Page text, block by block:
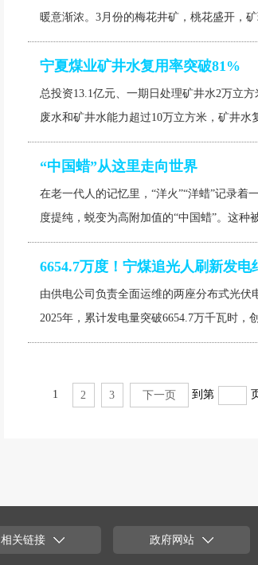
暖意渐浓。3月份的梅花井矿，桃花盛开，
宁夏煤业矿井水复用率突破81%
总投资13.1亿元、一期日处理矿井水2万立
废水和矿井水能力超过10万立方米，矿井
“中国蜡”从这里走向世界
在老一代人的记忆里，“洋火”“洋蜡”记录
度提纯，蜕变为高附加值的“中国蜡”。这种
6654.7万度！宁煤追光人刷新发电
由供电公司负责全面运维的两座分布式光
2025年，累计发电量突破6654.7万千瓦时
1 2 3 下一页 到第
相关链接 政府网站